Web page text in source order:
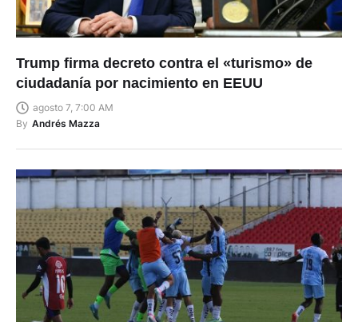
Trump firma decreto contra el «turismo» de
ciudadanía por nacimiento en EEUU
agosto 7, 7:00 AM
By Andrés Mazza